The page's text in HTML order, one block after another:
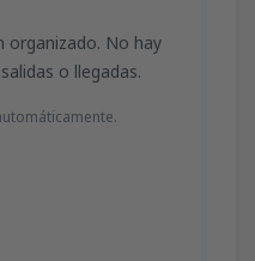
organizado. No hay
o llegadas.